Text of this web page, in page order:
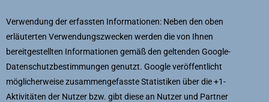
Verwendung der erfassten Informationen: Neben den oben
erläuterten Verwendungszwecken werden die von Ihnen
bereitgestellten Informationen gemäß den geltenden Google-
Datenschutzbestimmungen genutzt. Google veröffentlicht
möglicherweise zusammengefasste Statistiken über die +1-
Aktivitäten der Nutzer bzw. gibt diese an Nutzer und Partner